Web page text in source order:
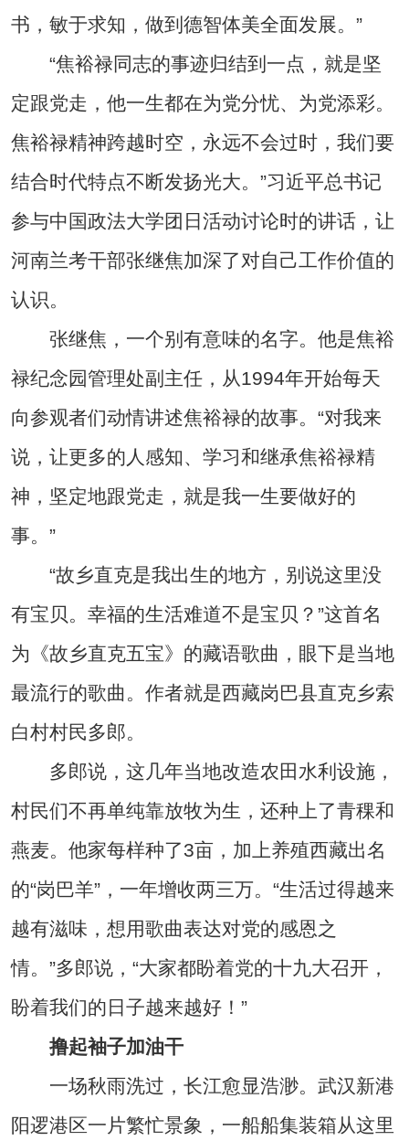
书，敏于求知，做到德智体美全面发展。”
“焦裕禄同志的事迹归结到一点，就是坚
定跟党走，他一生都在为党分忧、为党添彩。
焦裕禄精神跨越时空，永远不会过时，我们要
结合时代特点不断发扬光大。”习近平总书记
参与中国政法大学团日活动讨论时的讲话，让
河南兰考干部张继焦加深了对自己工作价值的
认识。
张继焦，一个别有意味的名字。他是焦裕
禄纪念园管理处副主任，从1994年开始每天
向参观者们动情讲述焦裕禄的故事。“对我来
说，让更多的人感知、学习和继承焦裕禄精
神，坚定地跟党走，就是我一生要做好的
事。”
“故乡直克是我出生的地方，别说这里没
有宝贝。幸福的生活难道不是宝贝？”这首名
为《故乡直克五宝》的藏语歌曲，眼下是当地
最流行的歌曲。作者就是西藏岗巴县直克乡索
白村村民多郎。
多郎说，这几年当地改造农田水利设施，
村民们不再单纯靠放牧为生，还种上了青稞和
燕麦。他家每样种了3亩，加上养殖西藏出名
的“岗巴羊”，一年增收两三万。“生活过得越来
越有滋味，想用歌曲表达对党的感恩之
情。”多郎说，“大家都盼着党的十九大召开，
盼着我们的日子越来越好！”
撸起袖子加油干
一场秋雨洗过，长江愈显浩渺。武汉新港
阳逻港区一片繁忙景象，一船船集装箱从这里